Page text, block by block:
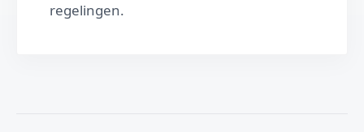
regelingen.